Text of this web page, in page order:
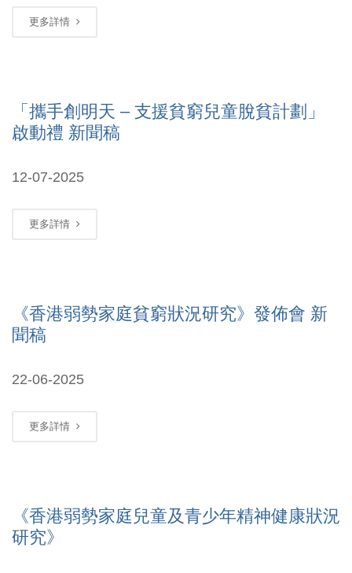
更多詳情
「攜手創明天 – 支援貧窮兒童脫貧計劃」
啟動禮 新聞稿
12-07-2025
更多詳情
《香港弱勢家庭貧窮狀況研究》發佈會 新
聞稿
22-06-2025
更多詳情
《香港弱勢家庭兒童及青少年精神健康狀況
研究》